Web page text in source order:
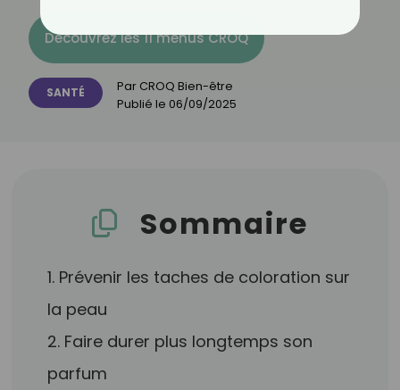
Découvrez les 11 menus CROQ
SANTÉ Par CROQ Bien-être
Publié le 06/09/2025
Sommaire
1. Prévenir les taches de coloration sur
la peau
2. Faire durer plus longtemps son
parfum